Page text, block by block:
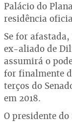
Palácio do
residência
Se for
ex-aliado de
assumirá o
for finalmente
terços do
em 2018.
O presidente do